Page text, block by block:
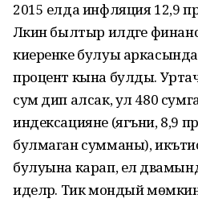
2015 елда инфляция 12,9
Ләкин былтыр илдәге
киеренке булуы аркасында,
процент кына булды.
сум дип алсак, ул 480
индексацияне (ягъни, 8,9
булмаган сумманы),
булуына карап, ел дәвамында
иделәр. Тик мондый